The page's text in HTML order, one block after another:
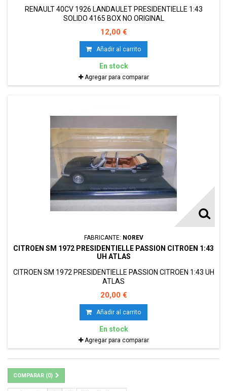
RENAULT 40CV 1926 LANDAULET PRESIDENTIELLE 1:43
SOLIDO 4165 BOX NO ORIGINAL
12,00 €
Añadir al carrito
En stock
Agregar para comparar
FABRICANTE: NOREV
CITROEN SM 1972 PRESIDENTIELLE PASSION CITROEN 1:43
UH ATLAS
CITROEN SM 1972 PRESIDENTIELLE PASSION CITROEN 1:43 UH
ATLAS
20,00 €
Añadir al carrito
En stock
Agregar para comparar
COMPARAR (0)